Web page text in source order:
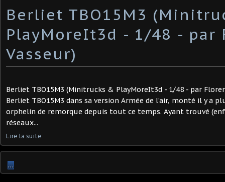
Berliet TBO15M3
PlayMoreIt3d - 1/48 - par
Vasseur) ​
Berliet TBO15M3 (Minitrucks & PlayMoreIt3d - 1/48 - par
Berliet TBO15M3 dans sa version Armée de l’air, monté il y a
orphelin de remorque depuis tout ce temps. Ayant trouvé
réseaux...
Lire la suite
…